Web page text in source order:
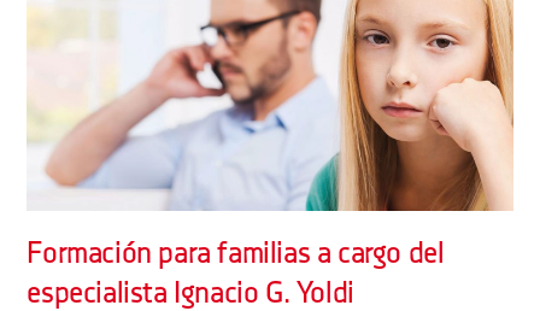
Formación para familias a cargo del
especialista Ignacio G. Yoldi